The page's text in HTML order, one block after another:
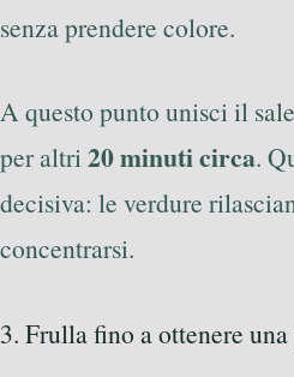
senza prendere colore.
A questo punto unisci il
per altri20 minuti circa.
decisiva: le verdure
concentrarsi.
3. Frulla fino a ottenere